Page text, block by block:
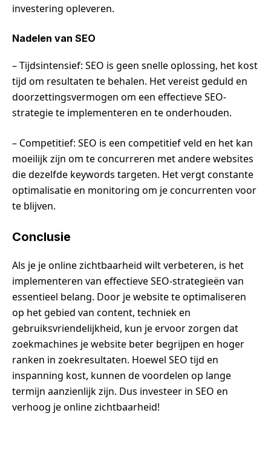
investering opleveren.
Nadelen van SEO
– Tijdsintensief: SEO is geen snelle oplossing, het kost
tijd om resultaten te behalen. Het vereist geduld en
doorzettingsvermogen om een effectieve SEO-
strategie te implementeren en te onderhouden.
– Competitief: SEO is een competitief veld en het kan
moeilijk zijn om te concurreren met andere websites
die dezelfde keywords targeten. Het vergt constante
optimalisatie en monitoring om je concurrenten voor
te blijven.
Conclusie
Als je je online zichtbaarheid wilt verbeteren, is het
implementeren van effectieve SEO-strategieën van
essentieel belang. Door je website te optimaliseren
op het gebied van content, techniek en
gebruiksvriendelijkheid, kun je ervoor zorgen dat
zoekmachines je website beter begrijpen en hoger
ranken in zoekresultaten. Hoewel SEO tijd en
inspanning kost, kunnen de voordelen op lange
termijn aanzienlijk zijn. Dus investeer in SEO en
verhoog je online zichtbaarheid!